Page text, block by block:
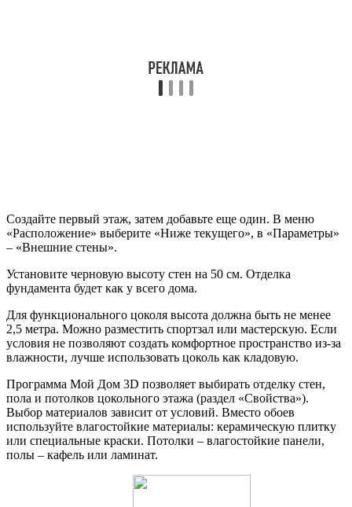
Создайте первый этаж, затем добавьте еще один. В меню
«Расположение» выберите «Ниже текущего», в «Параметры»
– «Внешние стены».
Установите черновую высоту стен на 50 см. Отделка
фундамента будет как у всего дома.
Для функционального цоколя высота должна быть не менее
2,5 метра. Можно разместить спортзал или мастерскую. Если
условия не позволяют создать комфортное пространство из-за
влажности, лучше использовать цоколь как кладовую.
Программа Мой Дом 3D позволяет выбирать отделку стен,
пола и потолков цокольного этажа (раздел «Свойства»).
Выбор материалов зависит от условий. Вместо обоев
используйте влагостойкие материалы: керамическую плитку
или специальные краски. Потолки – влагостойкие панели,
полы – кафель или ламинат.